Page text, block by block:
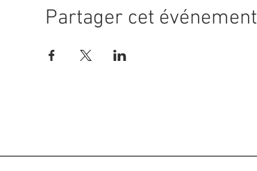
Partager cet événement